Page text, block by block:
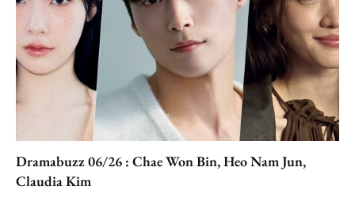
Dramabuzz 06/26 : Chae Won Bin, Heo Nam Jun,
Claudia Kim